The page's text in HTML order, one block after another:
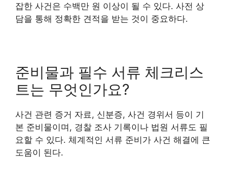
잡한 사건은 수백만 원 이상이 될 수 있다. 사전 상
담을 통해 정확한 견적을 받는 것이 중요하다.
준비물과 필수 서류 체크리스
트는 무엇인가요?
사건 관련 증거 자료, 신분증, 사건 경위서 등이 기
본 준비물이며, 경찰 조사 기록이나 법원 서류도 필
요할 수 있다. 체계적인 서류 준비가 사건 해결에 큰
도움이 된다.